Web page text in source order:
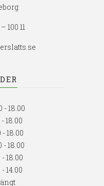
100 11
- 18.00
18.00
- 18.00
- 18.00
- 18.00
- 14.00